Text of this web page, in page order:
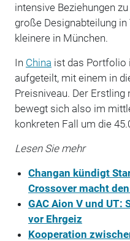
intensive Beziehungen zu
große Designabteilung
kleinere in München.
In China ist das Portfolio
aufgeteilt, mit einem in
Preisniveau. Der Erstling
bewegt sich also im
konkreten Fall um die
Lesen Sie mehr
Changan kündigt
Crossover macht
GAC Aion V und
vor Ehrgeiz
Kooperation